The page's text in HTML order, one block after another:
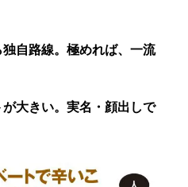
自路線。極めれば、一流
大きい。実名・顔出しで